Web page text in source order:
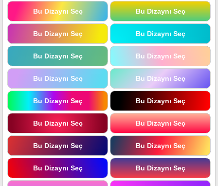
Bu Dizaynı Seç Bu Dizaynı Seç
Bu Dizaynı Seç Bu Dizaynı Seç
Bu Dizaynı Seç Bu Dizaynı Seç
Bu Dizaynı Seç Bu Dizaynı Seç
Bu Dizaynı Seç Bu Dizaynı Seç
Bu Dizaynı Seç Bu Dizaynı Seç
Bu Dizaynı Seç Bu Dizaynı Seç
Bu Dizaynı Seç Bu Dizaynı Seç